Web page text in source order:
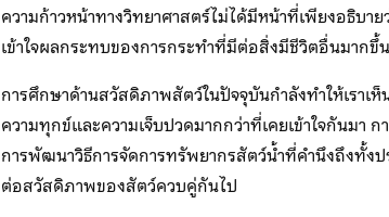
ความก้าวหน้าทางวิทยาศาสตร์ไม่ได้มีหน้าที่เพียงอธิบา
เข้าใจผลกระทบของการกระทำที่มีต่อสิ่งมีชีวิตอื่นมากขึ้น
การศึกษาด้านสวัสดิภาพสัตว์ในปัจจุบันกำลังทำให้เรา
ความทุกข์และความเจ็บปวดมากกว่าที่เคยเข้าใจกันมา
การพัฒนาวิธีการจัดการทรัพยากรสัตว์น้ำที่คำนึงถึงทั้
ต่อสวัสดิภาพของสัตว์ควบคู่กันไป